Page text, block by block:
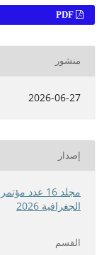
PDF
منشور
2026-06-27
إصدار
الجغرافية 2026
القسم